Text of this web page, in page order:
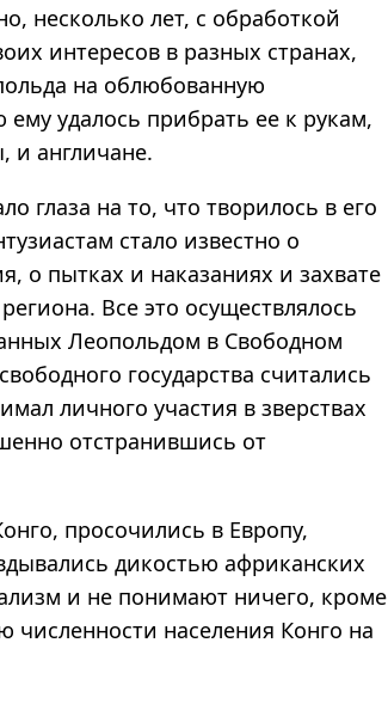
несколько лет, с обработкой
интересов в разных странах,
на облюбованную
удалось прибрать ее к рукам,
и англичане.
глаза на то, что творилось в его
стало известно о
о пытках и наказаниях и захвате
Все это осуществлялось
Леопольдом в Свободном
государства считались
личного участия в зверствах
отстранившись от
просочились в Европу,
дикостью африканских
и не понимают ничего, кроме
населения Конго на